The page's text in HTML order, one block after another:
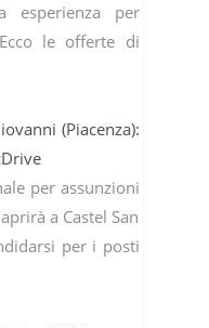
esperienza per
le offerte di
(Piacenza):
per assunzioni
a Castel San
per i posti